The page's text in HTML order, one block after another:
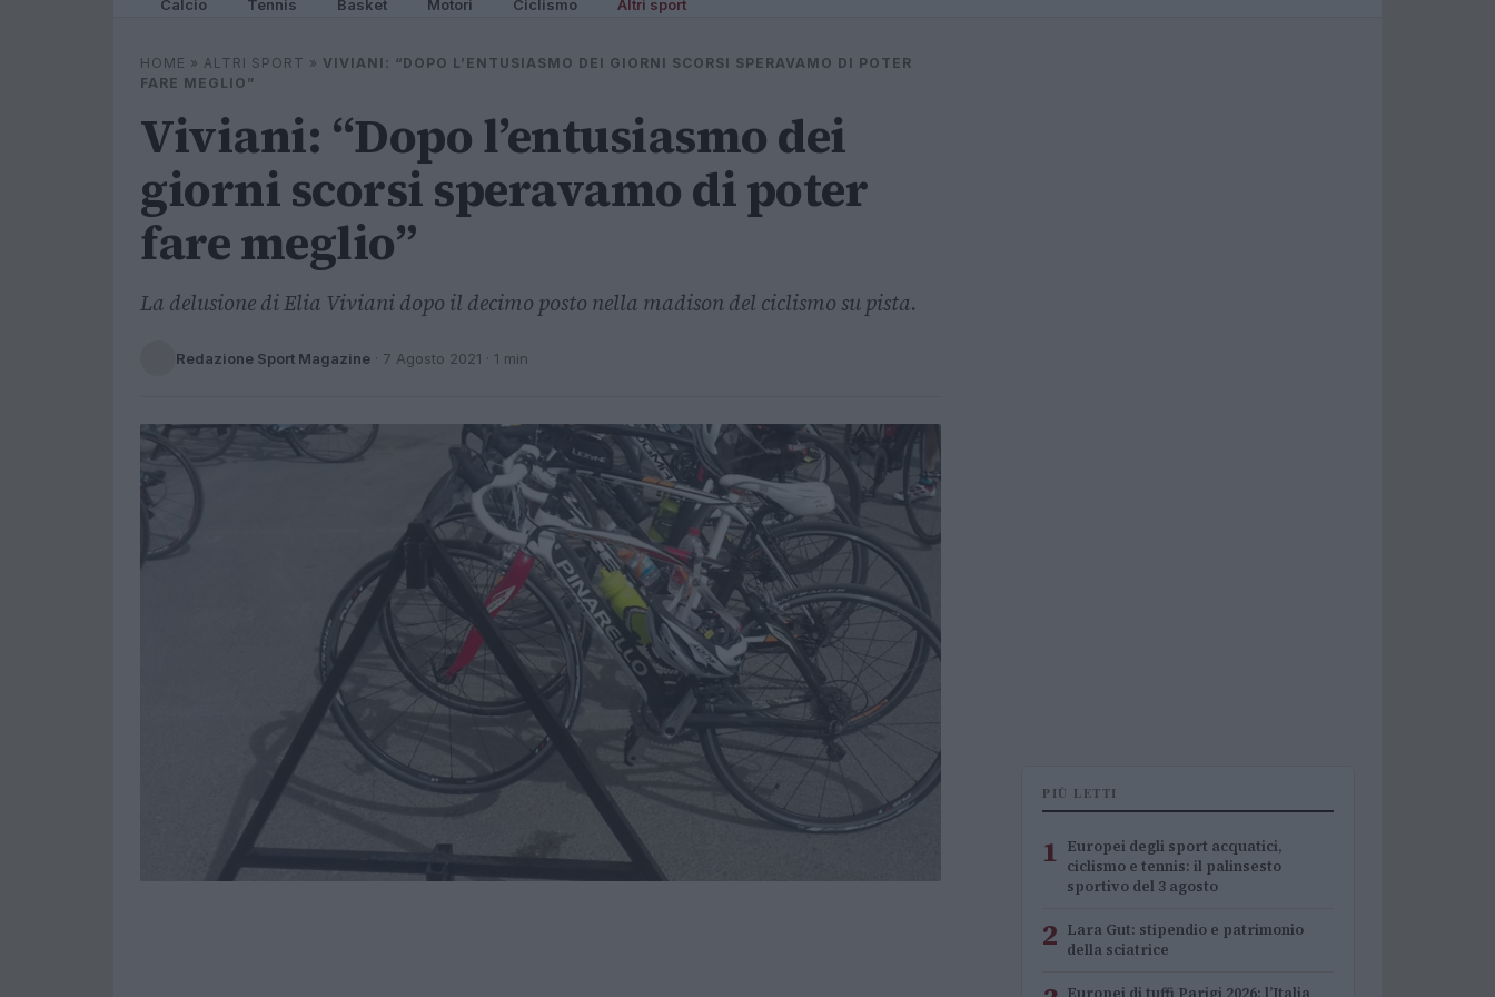
Calcio Tennis Basket Motori Ciclismo Altri sport
HOME » ALTRI SPORT » VIVIANI: “DOPO L’ENTUSIASMO DEI GIORNI SCORSI SPERAVAMO DI POTER
FARE MEGLIO”
Viviani: “Dopo l’entusiasmo dei
giorni scorsi speravamo di poter
fare meglio”
La delusione di Elia Viviani dopo il decimo posto nella madison del ciclismo su pista.
Redazione Sport Magazine · 7 Agosto 2021 · 1 min
PIÙ LETTI
1 Europei degli sport acquatici,
ciclismo e tennis: il palinsesto
sportivo del 3 agosto
2 Lara Gut: stipendio e patrimonio
della sciatrice
Europei di tuffi Parigi 2026: l’Italia